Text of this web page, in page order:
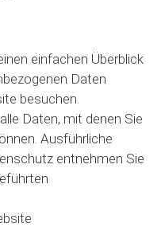
einfachen Überblick
Daten
besuchen.
Daten, mit denen Sie
Ausführliche
entnehmen Sie